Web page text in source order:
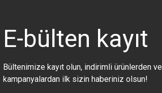
Bu ürüne benzer farklı alternatifler olmalı.
E-bülten kayıt
Bültenimize kayıt olun, indirimli ürünlerden ve
kampanyalardan ilk sizin haberiniz olsun!